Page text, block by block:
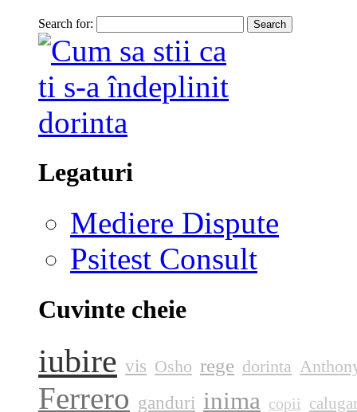
Search for:
Legaturi
Mediere Dispute
Psitest Consult
Cuvinte cheie
iubire vis Osho rege dorinta
Ferrero ganduri inima copii